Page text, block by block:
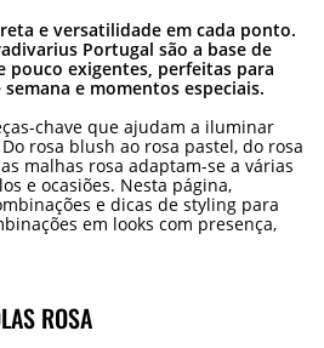
e versatilidade em cada ponto.
Portugal são a base de
pouco exigentes, perfeitas para
e momentos especiais.
chave que ajudam a iluminar
rosa blush ao rosa pastel, do rosa
malhas rosa adaptam-se a várias
e ocasiões. Nesta página,
e dicas de styling para
em looks com presença,
ROSA